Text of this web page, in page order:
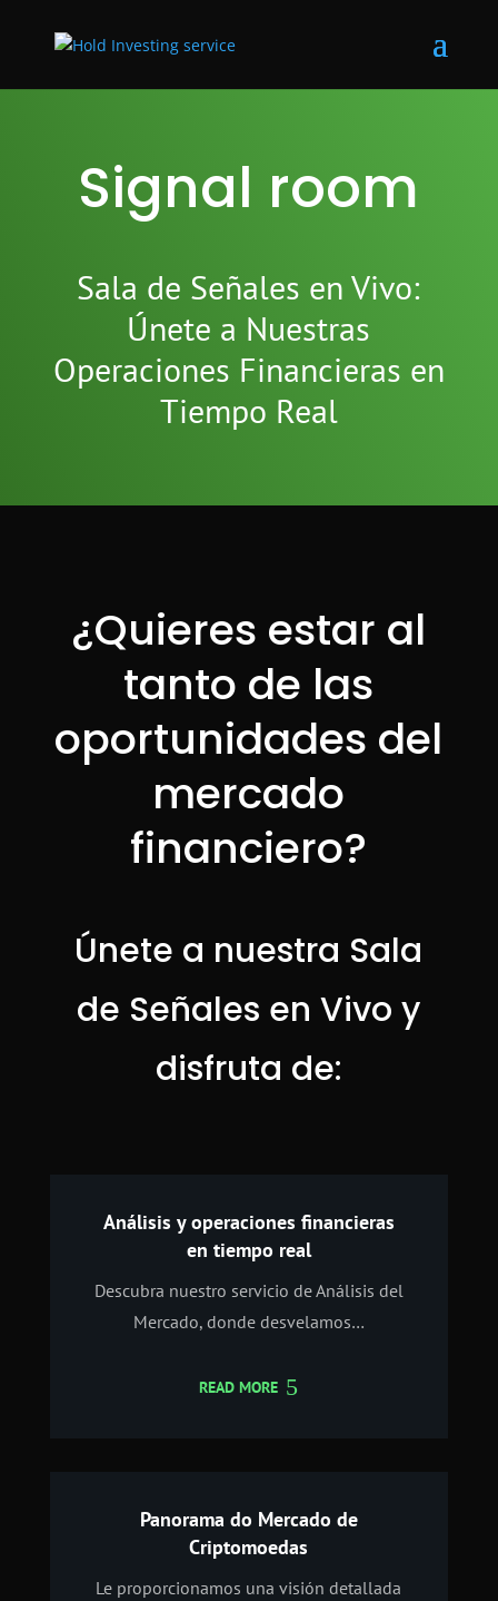
Signal room
Sala de Señales en Vivo:
Únete a Nuestras
Operaciones Financieras en
Tiempo Real
¿Quieres estar al
tanto de las
oportunidades del
mercado
financiero?
Únete a nuestra Sala
de Señales en Vivo y
disfruta de:
Análisis y operaciones financieras
en tiempo real
Descubra nuestro servicio de Análisis del
Mercado, donde desvelamos…
READ MORE
Panorama do Mercado de
Criptomoedas
Le proporcionamos una visión detallada